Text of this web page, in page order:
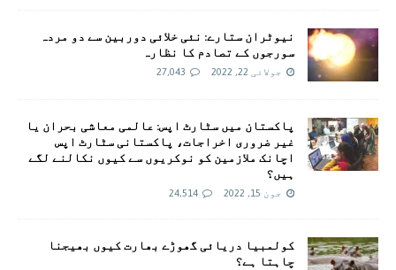
نیوٹران ستارے: نئی خلائی دوربین سے دو مردہ
سورجوں کے تصادم کا نظارہ
جولائی 22, 2022 27,043
پاکستان میں سٹارٹ اپس: عالمی معاشی بحران یا
غیر ضروری اخراجات، پاکستانی سٹارٹ اپس
اچانک ملازمین کو نوکریوں سے کیوں نکالنے لگے
ہیں؟
جون 15, 2022 24,514
کولمبیا دریائی گھوڑے بھارت کیوں بھیجنا
چاہتا ہے؟